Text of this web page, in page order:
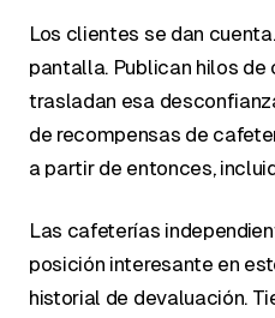
Los clientes se dan
pantalla. Publican hilos de
trasladan esa
de recompensas de
a partir de entonces,
Las cafeterías
posición interesante en
historial de devaluación.